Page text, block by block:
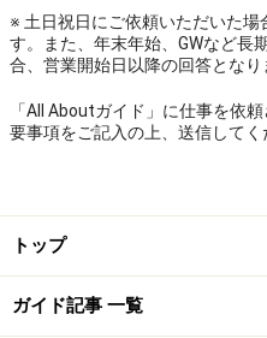
※ 土日祝日にご依頼いただいた場
す。また、年末年始、GWなど長
合、営業開始日以降の回答となり
「All Aboutガイド」に仕事を依
要事項をご記入の上、送信してく
トップ
ガイド記事 一覧